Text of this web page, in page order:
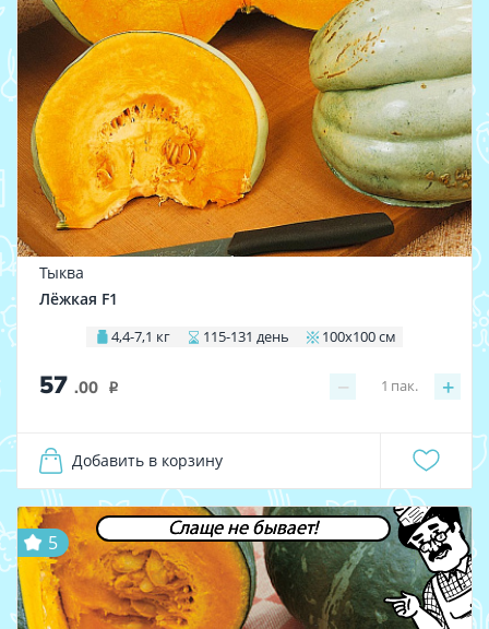
Тыква
Лёжкая F1
4,4-7,1 кг 115-131 день 100х100 см
57 .00 i − +
1 пак.
Добавить в корзину
Слаще не бывает!
5